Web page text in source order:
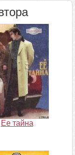
Ее тайна